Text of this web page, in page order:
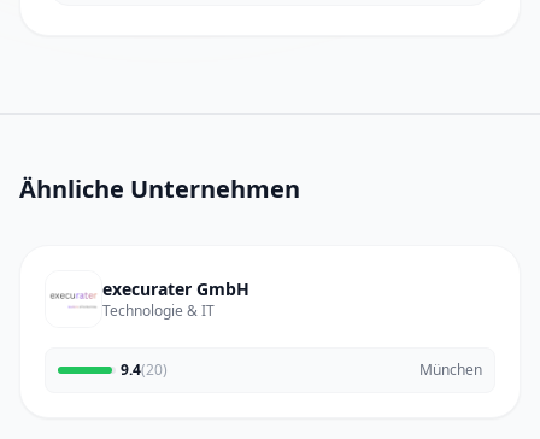
Ähnliche Unternehmen
execurater GmbH
Technologie & IT
9.4(20) München